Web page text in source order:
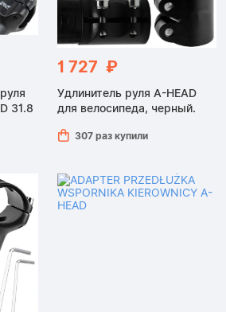
31.8
1 727 ₽
Удлинитель руля A-HEAD
для велосипеда, черный.
307 раз купили